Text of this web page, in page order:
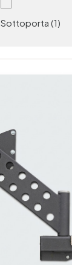
Sottoporta (1)